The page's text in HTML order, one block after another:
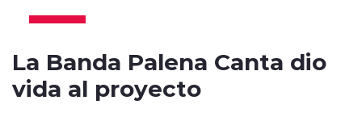
La Banda Palena Canta dio
vida al proyecto